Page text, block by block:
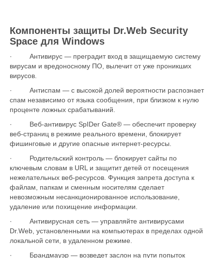
Компоненты защиты Dr.Web Security
Space для Windows
· Антивирус — преградит вход в защищаемую систему
вирусам и вредоносному ПО, вылечит от уже проникших
вирусов.
· Антиспам — с высокой долей вероятности распознает
спам независимо от языка сообщения, при близком к нулю
проценте ложных срабатываний.
· Веб-антивирус SpIDer Gate® — обеспечит проверку
веб-страниц в режиме реального времени, блокирует
фишинговые и другие опасные интернет-ресурсы.
· Родительский контроль — блокирует сайты по
ключевым словам в URL и защитит детей от посещения
нежелательных веб-ресурсов. Функция запрета доступа к
файлам, папкам и сменным носителям сделает
невозможным несанкционированное использование,
удаление или похищение информации.
· Антивирусная сеть — управляйте антивирусами
Dr.Web, установленными на компьютерах в пределах одной
локальной сети, в удаленном режиме.
· Брандмауэр — возведет заслон на пути попыток